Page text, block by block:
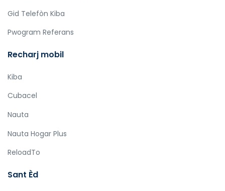
Gid Telefòn Kiba
Pwogram Referans
Recharj mobil
Kiba
Cubacel
Nauta
Nauta Hogar Plus
ReloadTo
Sant Èd